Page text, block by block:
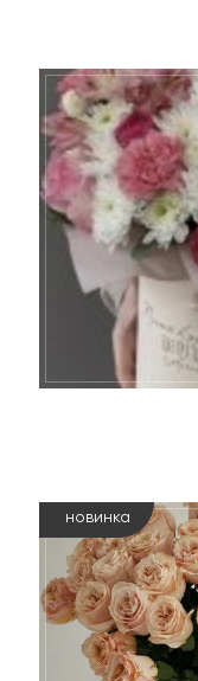
новинка